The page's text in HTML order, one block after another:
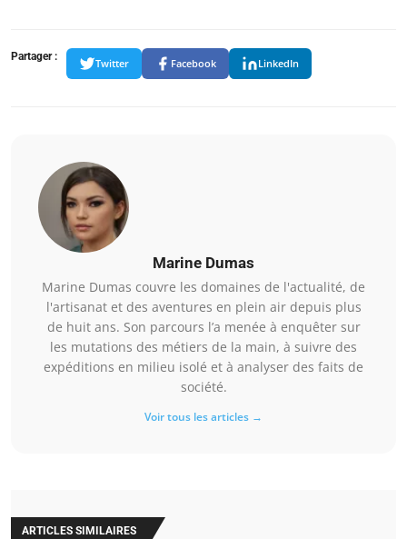
Partager :
Twitter Facebook LinkedIn
Marine Dumas
Marine Dumas couvre les domaines de l'actualité, de
l'artisanat et des aventures en plein air depuis plus
de huit ans. Son parcours l’a menée à enquêter sur
les mutations des métiers de la main, à suivre des
expéditions en milieu isolé et à analyser des faits de
société.
Voir tous les articles →
ARTICLES SIMILAIRES